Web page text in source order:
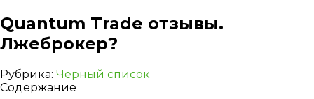
Quantum Trade отзывы.
Лжеброкер?
Рубрика: Черный список
Содержание